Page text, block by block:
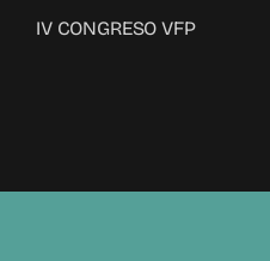
IV CONGRESO VFP